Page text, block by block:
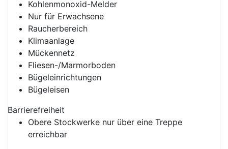
Kohlenmonoxid-Melder
Nur für Erwachsene
Raucherbereich
Klimaanlage
Mückennetz
Fliesen-/Marmorboden
Bügeleinrichtungen
Bügeleisen
Barrierefreiheit
Obere Stockwerke nur über eine Treppe
erreichbar